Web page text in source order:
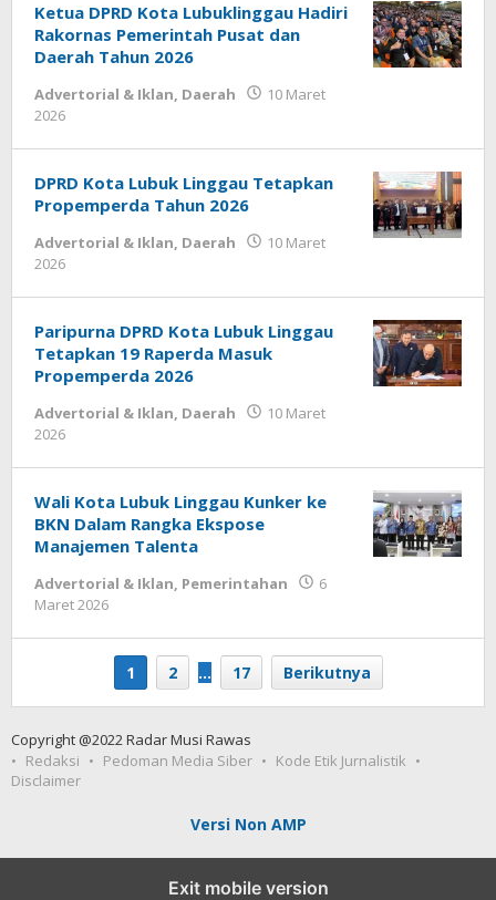
Ketua DPRD Kota Lubuklinggau Hadiri
Rakornas Pemerintah Pusat dan
Daerah Tahun 2026
Advertorial & Iklan, Daerah
10 Maret
2026
DPRD Kota Lubuk Linggau Tetapkan
Propemperda Tahun 2026
Advertorial & Iklan, Daerah
10 Maret
2026
Paripurna DPRD Kota Lubuk Linggau
Tetapkan 19 Raperda Masuk
Propemperda 2026
Advertorial & Iklan, Daerah
10 Maret
2026
Wali Kota Lubuk Linggau Kunker ke
BKN Dalam Rangka Ekspose
Manajemen Talenta
Advertorial & Iklan, Pemerintahan
6
Maret 2026
1 2 … 17 Berikutnya
Copyright @2022 Radar Musi Rawas
Redaksi
Pedoman Media Siber
Kode Etik Jurnalistik
Disclaimer
Versi Non AMP
Exit mobile version